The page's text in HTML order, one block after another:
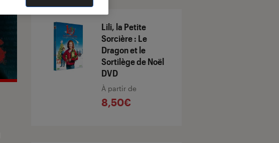
Lili, la Petite
Sorcière : Le
Dragon et le
Sortilège de Noël
DVD
À partir de
8,50€